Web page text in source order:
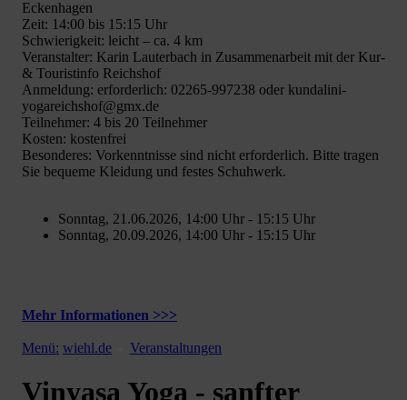
Eckenhagen
Zeit: 14:00 bis 15:15 Uhr
Schwierigkeit: leicht – ca. 4 km
Veranstalter: Karin Lauterbach in Zusammenarbeit mit der Kur-
& Touristinfo Reichshof
Anmeldung: erforderlich: 02265-997238 oder kundalini-
yogareichshof@gmx.de
Teilnehmer: 4 bis 20 Teilnehmer
Kosten: kostenfrei
Besonderes: Vorkenntnisse sind nicht erforderlich. Bitte tragen
Sie bequeme Kleidung und festes Schuhwerk.
Sonntag, 21.06.2026, 14:00 Uhr - 15:15 Uhr
Sonntag, 20.09.2026, 14:00 Uhr - 15:15 Uhr
Mehr Informationen >>>
Menü: wiehl.de Veranstaltungen
Vinyasa Yoga - sanfter